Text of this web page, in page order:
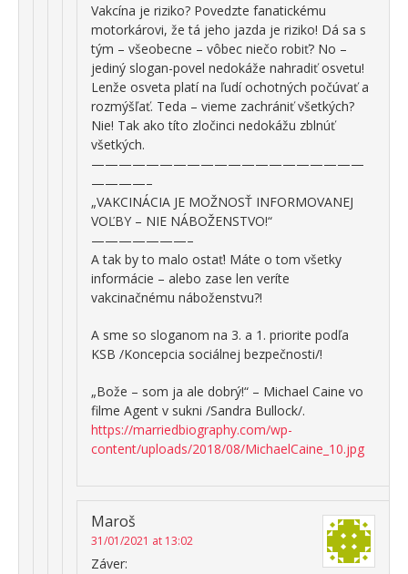
Vakcína je riziko? Povedzte fanatickému
motorkárovi, že tá jeho jazda je riziko! Dá sa s
tým – všeobecne – vôbec niečo robiť? No –
jediný slogan-povel nedokáže nahradiť osvetu!
Lenže osveta platí na ľudí ochotných počúvať a
rozmýšľať. Teda – vieme zachrániť všetkých?
Nie! Tak ako títo zločinci nedokážu zblnúť
všetkých.
————————————————————
————–
„VAKCINÁCIA JE MOŽNOSŤ INFORMOVANEJ
VOĽBY – NIE NÁBOŽENSTVO!“
———————–
A tak by to malo ostať! Máte o tom všetky
informácie – alebo zase len veríte
vakcinačnému náboženstvu?!
A sme so sloganom na 3. a 1. priorite podľa
KSB /Koncepcia sociálnej bezpečnosti/!
„Bože – som ja ale dobrý!“ – Michael Caine vo
filme Agent v sukni /Sandra Bullock/.
https://marriedbiography.com/wp-
content/uploads/2018/08/MichaelCaine_10.jpg
Maroš
31/01/2021 at 13:02
Záver: